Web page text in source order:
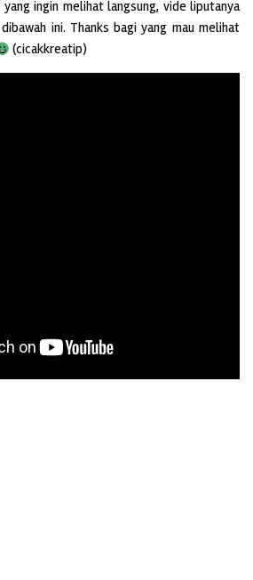
yang ingin melihat langsung, vide liputanya
ini. Thanks bagi yang mau melihat
(cicakkreatip)